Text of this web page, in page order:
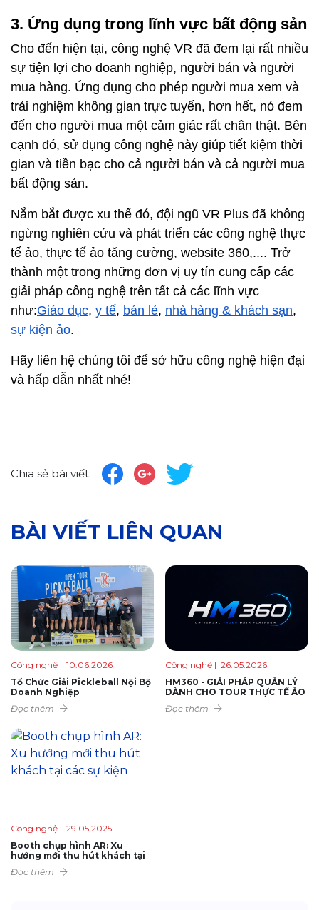
3. Ứng dụng trong lĩnh vực bất động sản
Cho đến hiện tại, công nghệ VR đã đem lại rất nhiều
sự tiện lợi cho doanh nghiệp, người bán và người
mua hàng. Ứng dụng cho phép người mua xem và
trải nghiệm không gian trực tuyến, hơn hết, nó đem
đến cho người mua một cảm giác rất chân thật. Bên
cạnh đó, sử dụng công nghệ này giúp tiết kiệm thời
gian và tiền bạc cho cả người bán và cả người mua
bất động sản.
Nắm bắt được xu thế đó, đội ngũ VR Plus đã không
ngừng nghiên cứu và phát triển các công nghệ thực
tế ảo, thực tế ảo tăng cường, website 360,.... Trở
thành một trong những đơn vị uy tín cung cấp các
giải pháp công nghệ trên tất cả các lĩnh vực
như:Giáo dục, y tế, bán lẻ, nhà hàng & khách sạn,
sự kiện ảo.
Hãy liên hệ chúng tôi để sở hữu công nghệ hiện đại
và hấp dẫn nhất nhé!
Chia sẻ bài viết:
BÀI VIẾT LIÊN QUAN
Công nghệ | 10.06.2026
Tổ Chức Giải Pickleball Nội Bộ
Doanh Nghiệp
Đọc thêm
Công nghệ | 26.05.2026
HM360 - GIẢI PHÁP QUẢN LÝ
DÀNH CHO TOUR THỰC TẾ ẢO
Đọc thêm
Công nghệ | 29.05.2025
Booth chụp hình AR: Xu
hướng mới thu hút khách tại
Đọc thêm